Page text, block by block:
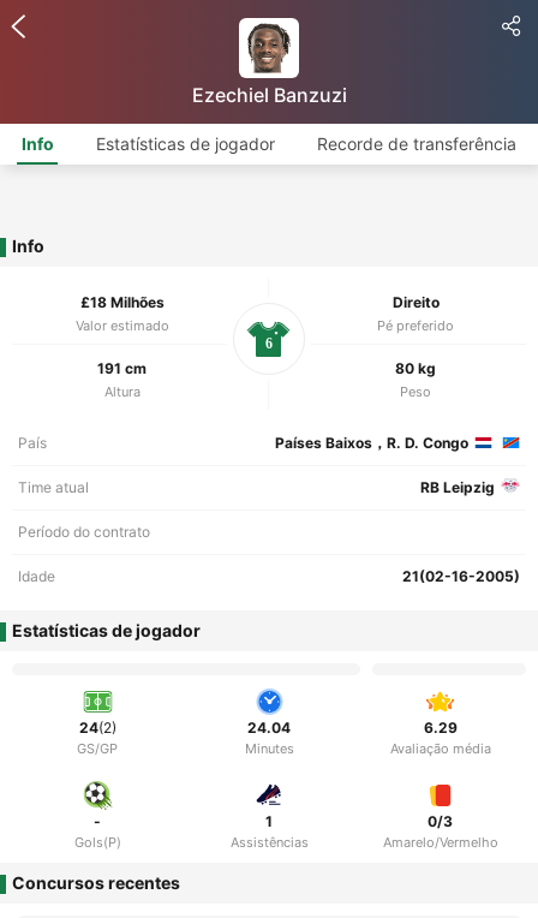
Ezechiel Banzuzi
Info Estatísticas de jogador Recorde de transferência
Info
£18 Milhões
Valor estimado
Direito
Pé preferido
191 cm
Altura
80 kg
Peso
6
País Países Baixos，R. D. Congo
Time atual RB Leipzig
Período do contrato
Idade 21(02-16-2005)
Estatísticas de jogador
24(2)
GS/GP
24.04
Minutes
6.29
Avaliação média
-
Gols(P)
1
Assistências
0/3
Amarelo/Vermelho
Concursos recentes